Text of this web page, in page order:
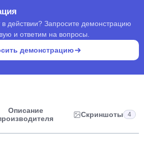
в действии? Запросите демонстрацию
и ответим на вопросы.
демонстрацию
Описание
Скриншоты 4